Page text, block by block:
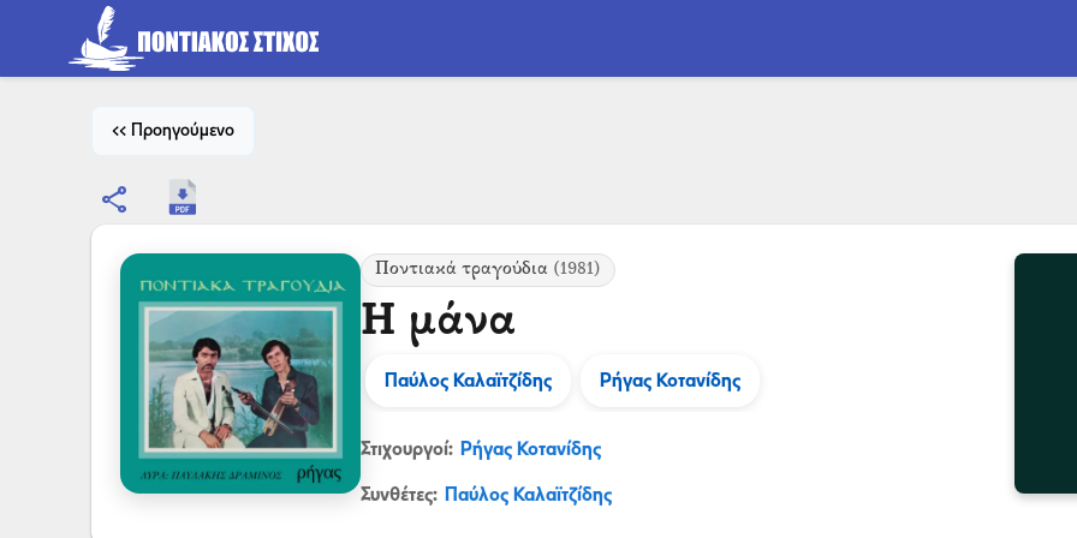
<< Προηγούμενο
share
Ποντιακά τραγούδια (1981)
Η μάνα
Παύλος Καλαϊτζίδης Ρήγας Κοτανίδης
Στιχουργοί: Ρήγας Κοτανίδης
Συνθέτες: Παύλος Καλαϊτζίδης